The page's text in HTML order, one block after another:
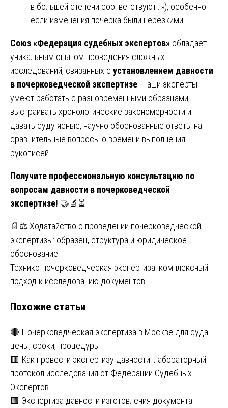
в большей степени соответствуют…»), особенно
если изменения почерка были нерезкими.
Союз «Федерация судебных экспертов» обладает
уникальным опытом проведения сложных
исследований, связанных с установлением давности
в почерковедческой экспертизе . Наши эксперты
умеют работать с разновременными образцами,
выстраивать хронологические закономерности и
давать суду ясные, научно обоснованные ответы на
сравнительные вопросы о времени выполнения
рукописей.
Получите профессиональную консультацию по
вопросам давности в почерковедческой
экспертизе! 🤝🔬⏳
Навигация
по
записям
📄⚖️ Ходатайство о проведении почерковедческой
экспертизы: образец, структура и юридическое
обоснование
Технико-почерковедческая экспертиза: комплексный
подход к исследованию документов
Похожие статьи
🔴 Почерковедческая экспертиза в Москве для суда:
цены, сроки, процедуры
🟥 Как провести экспертизу давности: лабораторный
протокол исследования от Федерации Судебных
Экспертов
🟩 Экспертиза давности изготовления документа: